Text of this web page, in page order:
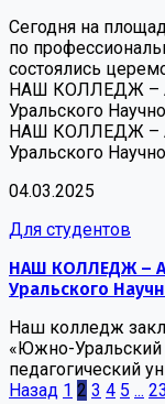
Сегодня на
по
состоялись
НАШ КОЛЛЕДЖ –
Уральского
НАШ КОЛЛЕДЖ –
Уральского
04.03.2025
Для студентов
НАШ КОЛЛЕДЖ –
Уральского
Наш колледж
«Южно-Уральский
педагогический
Назад 1 2 3 4 5 ... 23